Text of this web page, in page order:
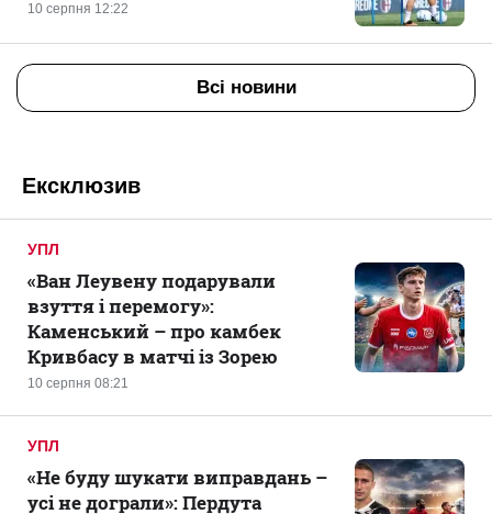
10 серпня 12:22
Всі новини
Ексклюзив
УПЛ
10 серпня 08:21
«Ван Леувену подарували
взуття і перемогу»:
Каменський – про камбек
Кривбасу в матчі із Зорею
УПЛ
«Не буду шукати виправдань –
усі не дограли»: Пердута